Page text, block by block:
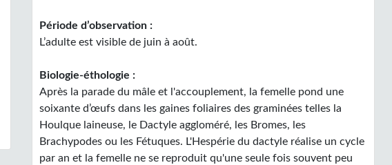
Période d’observation :
L’adulte est visible de juin à août.
Biologie-éthologie :
Après la parade du mâle et l'accouplement, la femelle pond une
soixante d’œufs dans les gaines foliaires des graminées telles la
Houlque laineuse, le Dactyle aggloméré, les Bromes, les
Brachypodes ou les Fétuques. L'Hespérie du dactyle réalise un cycle
par an et la femelle ne se reproduit qu'une seule fois souvent peu